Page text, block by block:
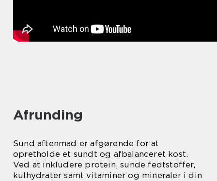
Afrunding
Sund aftenmad er afgørende for at
opretholde et sundt og afbalanceret kost.
Ved at inkludere protein, sunde fedtstoffer,
kulhydrater samt vitaminer og mineraler i din